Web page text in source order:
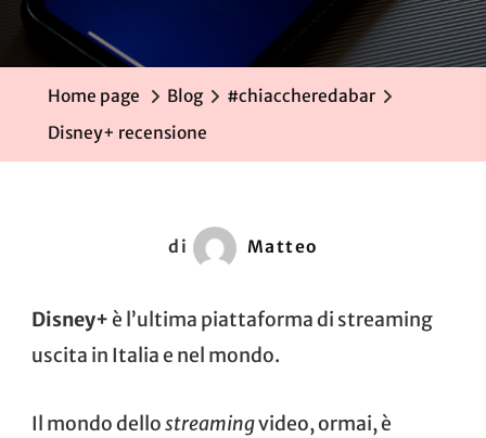
Home page Blog
#chiaccheredabar
Disney+ recensione
di Matteo
Disney+ è l’ultima piattaforma di streaming
uscita in Italia e nel mondo.
Il mondo dellostreamingvideo, ormai, è